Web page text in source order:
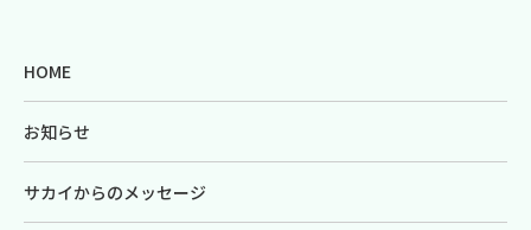
HOME
お知らせ
サカイからのメッセージ